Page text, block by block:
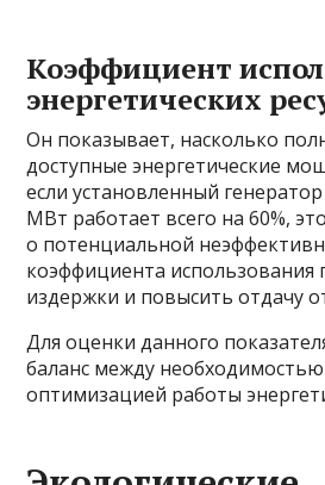
Коэффициент
энергетических
Он показывает, насколько
доступные энергетические
если установленный
МВт работает всего на 60%,
о потенциальной
коэффициента использования
издержки и повысить отдачу
Для оценки данного
баланс между
оптимизацией работы